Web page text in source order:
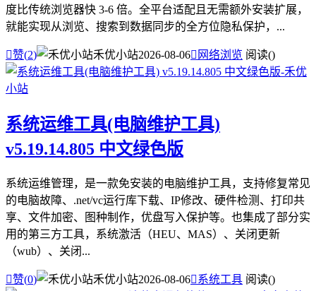
度比传统浏览器快 3-6 倍。全平台适配且无需额外安装扩展，
就能实现从浏览、搜索到数据同步的全方位隐私保护，...
赞(2) 禾优小站2026-08-06 网络浏览 阅读()
系统运维工具(电脑维护工具)
v5.19.14.805 中文绿色版
系统运维管理，是一款免安装的电脑维护工具，支持修复常见
的电脑故障、.net/vc运行库下载、IP修改、硬件检测、打印共
享、文件加密、图种制作，优盘写入保护等。也集成了部分实
用的第三方工具，系统激活（HEU、MAS）、关闭更新
（wub）、关闭...
赞(0) 禾优小站2026-08-06系统工具 阅读()